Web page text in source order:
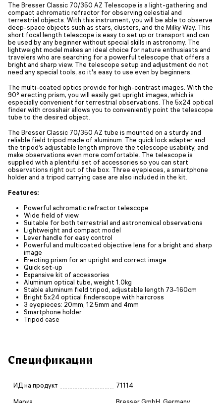
The Bresser Classic 70/350 AZ Telescope is a light-gathering and
compact achromatic refractor for observing celestial and
terrestrial objects. With this instrument, you will be able to observe
deep-space objects such as stars, clusters, and the Milky Way. This
short focal length telescope is easy to set up or transport and can
be used by any beginner without special skills in astronomy. The
lightweight model makes an ideal choice for nature enthusiasts and
travelers who are searching for a powerful telescope that offers a
bright and sharp view. The telescope setup and adjustment do not
need any special tools, so it's easy to use even by beginners.
The multi-coated optics provide for high-contrast images. With the
90° erecting prism, you will easily get upright images, which is
especially convenient for terrestrial observations. The 5x24 optical
finder with crosshair allows you to conveniently point the telescope
tube to the desired object.
The Bresser Classic 70/350 AZ tube is mounted on a sturdy and
reliable field tripod made of aluminum. The quick lock adapter and
the tripod’s adjustable length improve the telescope usability, and
make observations even more comfortable. The telescope is
supplied with a plentiful set of accessories so you can start
observations right out of the box. Three eyepieces, a smartphone
holder and a tripod carrying case are also included in the kit.
Features:
Powerful achromatic refractor telescope
Wide field of view
Suitable for both terrestrial and astronomical observations
Lightweight and compact model
Lever handle for easy control
Powerful and multicoated objective lens for a bright and sharp
image
Erecting prism for an upright and correct image
Quick set-up
Expansive kit of accessories
Aluminum optical tube, weight 1.0kg
Stable aluminum field tripod, adjustable length 73–160cm
Bright 5x24 optical finderscope with haircross
3 eyepieces: 20mm, 12.5mm and 4mm
Smartphone holder
Tripod case
Спецификации
ИД на продукт 71114